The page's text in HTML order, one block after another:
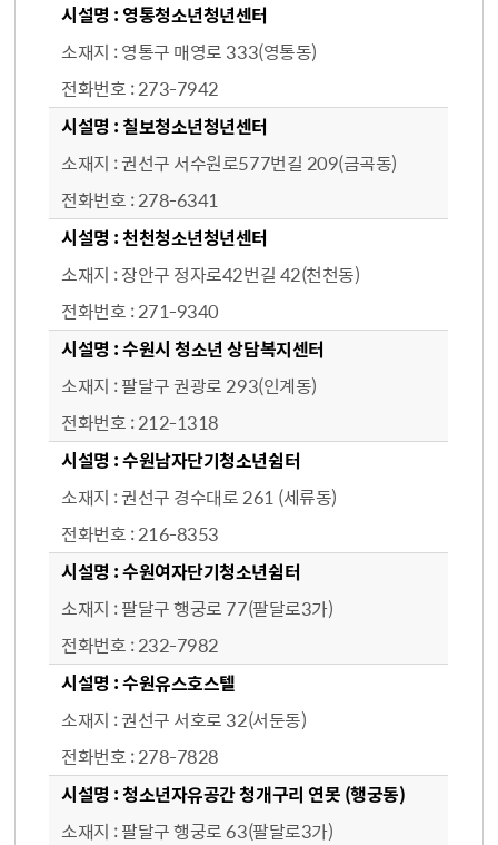
영통청소년청년센터
영통구 매영로 333(영통동)
273-7942
칠보청소년청년센터
권선구 서수원로577번길 209(금곡동)
278-6341
천천청소년청년센터
장안구 정자로42번길 42(천천동)
271-9340
수원시 청소년 상담복지센터
팔달구 권광로 293(인계동)
212-1318
수원남자단기청소년쉼터
권선구 경수대로 261 (세류동)
216-8353
수원여자단기청소년쉼터
팔달구 행궁로 77(팔달로3가)
232-7982
수원유스호스텔
권선구 서호로 32(서둔동)
278-7828
청소년자유공간 청개구리 연못 (행궁동)
팔달구 행궁로 63(팔달로3가)